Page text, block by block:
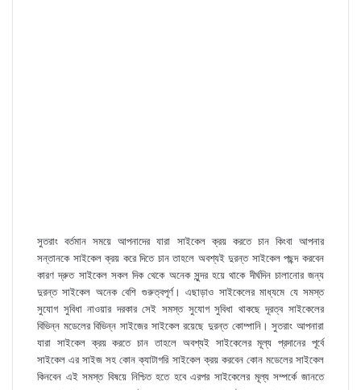
সুতরাং বর্তমান সময়ে আপনাদের যারা সাইকেল ক্রয় করতে চান কিংবা আপনার
সন্তানকে সাইকেল ক্রয় করে দিতে চান তাহলে অবশ্যই দুরন্ত সাইকেল পছন্দ করবেন
কারণ দ্রুত সাইকেল সকল দিক থেকে অনেক সুন্দর হয়ে থাকে দীর্ঘদিন চালানোর জন্য
দুরন্ত সাইকেল অনেক বেশি গুরুত্বপূর্ণ। এছাড়াও সাইকেলের মাধ্যমে যে সমস্ত
সুযোগ সুবিধা নাওয়ার দরকার সেই সমস্ত সুযোগ সুবিধা থাকছে দূরত্ব সাইকেলের
বিভিন্ন মডেলের বিভিন্ন সাইজের সাইকেল রয়েছে দুরন্ত কোম্পানি। সুতরাং আপনারা
যারা সাইকেল ক্রয় করতে চান তাহলে অবশ্যই সাইকেলের মূল্য প্রদানের পূর্বে
সাইকেল এর সাইজ সহ কোন ক্যাটাগরি সাইকেল ক্রয় করবেন কোন মডেলের সাইকেল
কিনবেন এই সমস্ত বিষয়ে নিশ্চিত হতে হবে এরপর সাইকেলের মূল্য সম্পর্কে জানতে